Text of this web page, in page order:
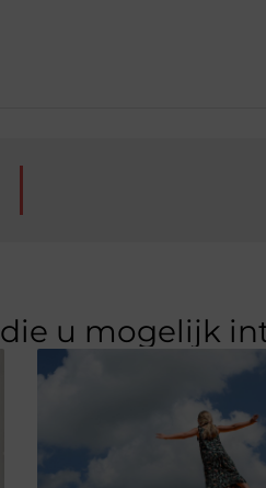
die u mogelijk